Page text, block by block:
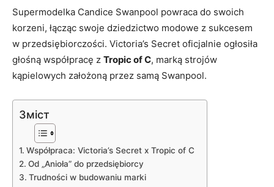
Supermodelka Candice Swanpool powraca do swoich
korzeni, łącząc swoje dziedzictwo modowe z sukcesem
w przedsiębiorczości. Victoria’s Secret oficjalnie ogłosiła
głośną współpracę z Tropic of C, marką strojów
kąpielowych założoną przez samą Swanpool.
Зміст
Współpraca: Victoria’s Secret x Tropic of C
Od „Anioła” do przedsiębiorcy
Trudności w budowaniu marki